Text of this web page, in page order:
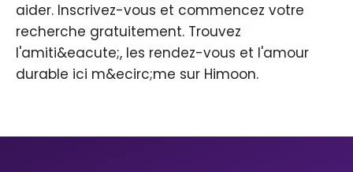
aider. Inscrivez-vous et commencez votre
recherche gratuitement. Trouvez
l'amiti&eacute;, les rendez-vous et l'amour
durable ici m&ecirc;me sur Himoon.